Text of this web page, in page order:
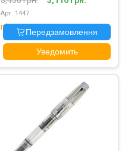
Арт. 1447
під замовлення
Передзамовлення
Уведомить